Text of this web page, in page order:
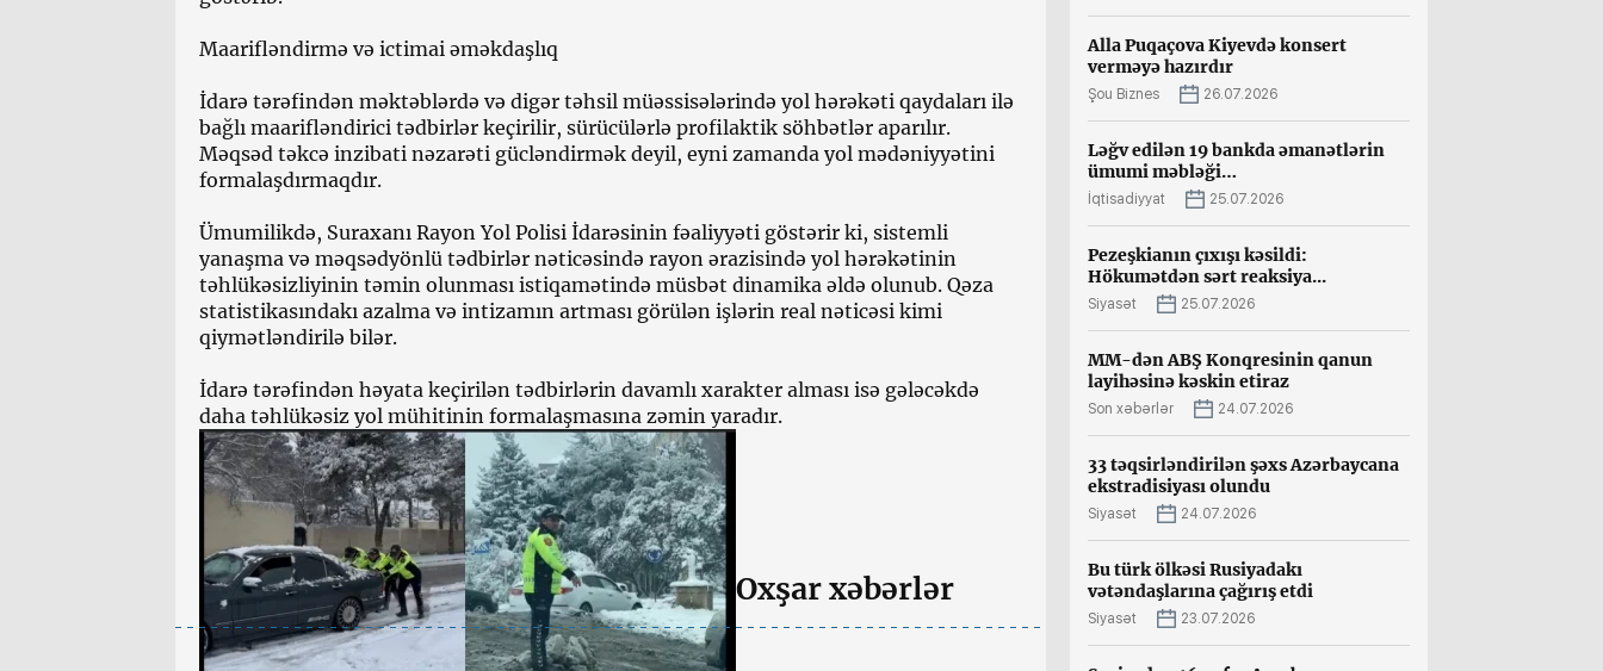
Maarifləndirmə və ictimai əməkdaşlıq
İdarə tərəfindən məktəblərdə və digər təhsil müəssisələrində yol hərəkəti qaydaları ilə
bağlı maarifləndirici tədbirlər keçirilir, sürücülərlə profilaktik söhbətlər aparılır.
Məqsəd təkcə inzibati nəzarəti gücləndirmək deyil, eyni zamanda yol mədəniyyətini
formalaşdırmaqdır.
Ümumilikdə, Suraxanı Rayon Yol Polisi İdarəsinin fəaliyyəti göstərir ki, sistemli
yanaşma və məqsədyönlü tədbirlər nəticəsində rayon ərazisində yol hərəkətinin
təhlükəsizliyinin təmin olunması istiqamətində müsbət dinamika əldə olunub. Qəza
statistikasındakı azalma və intizamın artması görülən işlərin real nəticəsi kimi
qiymətləndirilə bilər.
İdarə tərəfindən həyata keçirilən tədbirlərin davamlı xarakter alması isə gələcəkdə
daha təhlükəsiz yol mühitinin formalaşmasına zəmin yaradır.
Oxşar xəbərlər
Alla Puqaçova Kiyevdə konsert
verməyə hazırdır
Şou Biznes 26.07.2026
Ləğv edilən 19 bankda əmanətlərin
ümumi məbləği…
İqtisadiyyat 25.07.2026
Pezeşkianın çıxışı kəsildi:
Hökumətdən sərt reaksiya...
Siyasət 25.07.2026
MM-dən ABŞ Konqresinin qanun
layihəsinə kəskin etiraz
Son xəbərlər 24.07.2026
33 təqsirləndirilən şəxs Azərbaycana
ekstradisiyası olundu
Siyasət 24.07.2026
Bu türk ölkəsi Rusiyadakı
vətəndaşlarına çağırış etdi
Siyasət 23.07.2026